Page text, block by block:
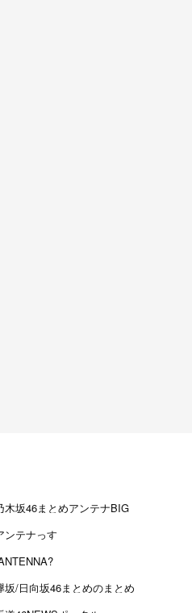
木坂46まとめアンテナBIG
ンテナっす
坂/日向坂46まとめのまとめ